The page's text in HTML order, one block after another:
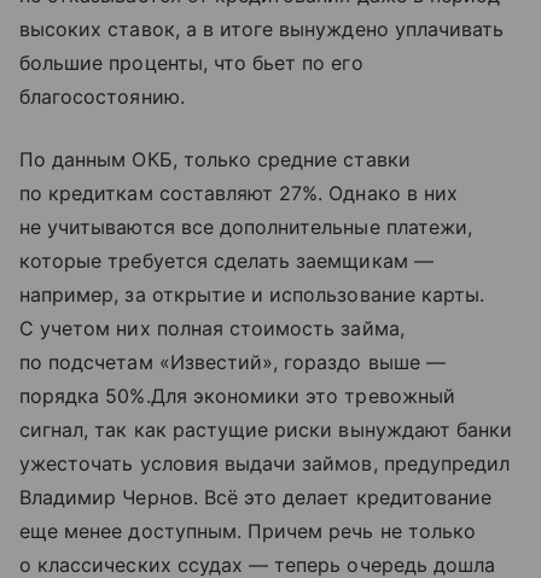
высоких ставок, а в итоге вынуждено уплачивать
большие проценты, что бьет по его
благосостоянию.
По данным ОКБ, только средние ставки
по кредиткам составляют 27%. Однако в них
не учитываются все дополнительные платежи,
которые требуется сделать заемщикам —
например, за открытие и использование карты.
С учетом них полная стоимость займа,
по подсчетам «Известий», гораздо выше —
порядка 50%.Для экономики это тревожный
сигнал, так как растущие риски вынуждают банки
ужесточать условия выдачи займов, предупредил
Владимир Чернов. Всё это делает кредитование
еще менее доступным. Причем речь не только
о классических ссудах — теперь очередь дошла